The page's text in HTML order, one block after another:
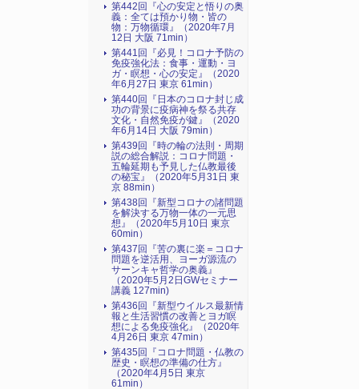
第442回『心の安定と悟りの奥
義：全ては預かり物・皆の
物：万物循環』（2020年7月
12日 大阪 71min）
第441回『必見！コロナ予防の
免疫強化法：食事・運動・ヨ
ガ・瞑想・心の安定』（2020
年6月27日 東京 61min）
第440回『日本のコロナ封じ成
功の背景に疫病神を祭る共存
文化・自然免疫が鍵』（2020
年6月14日 大阪 79min）
第439回『時の輪の法則・周期
説の総合解説：コロナ問題・
五輪延期も予見した仏教最後
の秘宝』（2020年5月31日 東
京 88min）
第438回『新型コロナの諸問題
を解決する万物一体の一元思
想』（2020年5月10日 東京
60min）
第437回『苦の裏に楽＝コロナ
問題を逆活用、ヨーガ源流の
サーンキャ哲学の奥義』
（2020年5月2日GWセミナー
講義 127min)
第436回『新型ウイルス最新情
報と生活習慣の改善とヨガ瞑
想による免疫強化』（2020年
4月26日 東京 47min）
第435回『コロナ問題・仏教の
歴史・瞑想の準備の仕方』
（2020年4月5日 東京
61min）